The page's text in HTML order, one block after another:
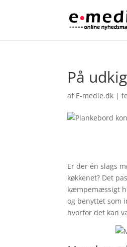
På
af E-medie.dk |
Er der én slags
køkkenet? Det
kæmpemæssigt
og benyttet som
hvorfor det kan